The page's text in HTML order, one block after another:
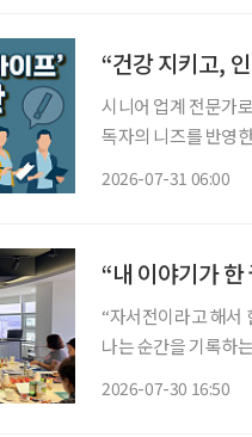
“건강 지키고,
시니어 업계 전문가
독자의 니즈를 반영한
2026-07-31 06:00
“내 이야기가
“자서전이라고 해서
나는 순간을 기록하는 ‘자전적
2026-07-30 16:50